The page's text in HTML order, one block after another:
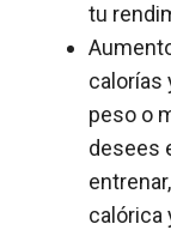
tu
calorías
peso o
desees
calórica